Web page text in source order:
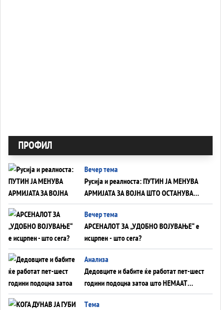
ПРОФИЛ
Вечер тема
Русија и реалноста: ПУТИН ЈА МЕНУВА
АРМИЈАТА ЗА ВОЈНА ШТО ОСТАНУВА
БЕЗ ФРОНТ
Вечер тема
АРСЕНАЛОТ ЗА „УДОБНО ВОЈУВАЊЕ“ е
исцрпен - што сега?
Анализа
Дедовците и бабите ќе работат пет-шест
години подоцна затоа што НЕМААТ
ВНУЦИ ДА ГИ ЗАМЕНАТ
Tема